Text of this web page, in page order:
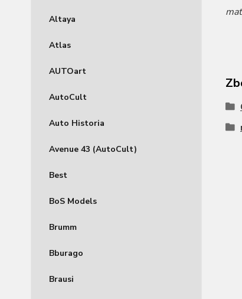
Altaya
Atlas
AUTOart
AutoCult
Auto Historia
Avenue 43 (AutoCult)
Best
BoS Models
Brumm
Bburago
Brausi